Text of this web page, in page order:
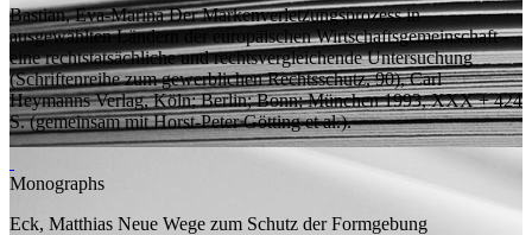
Bastian, Eva-Marina Der Markenverletzungsprozess in
ausgewählten Ländern der europäischen Wirtschaftsgemeinschaft -
eine rechtstatsächliche und rechtsvergleichende Untersuchung
(Schriftenreihe zum gewerblichen Rechtsschutz, 90), Carl
Heymanns Verlag, Köln; Berlin; Bonn; München 1993, XXX + 424
S.(gemeinsam mitHorst-Peter Götting et al.).
Monographs
Eck, Matthias Neue Wege zum Schutz der Formgebung